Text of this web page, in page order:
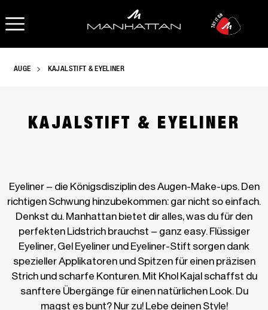
OPEN NAVIGATION
AUGE KAJALSTIFT & EYELINER
KAJALSTIFT & EYELINER
Eyeliner – die Königsdisziplin des Augen-Make-ups. Den
richtigen Schwung hinzubekommen: gar nicht so einfach.
Denkst du. Manhattan bietet dir alles, was du für den
perfekten Lidstrich brauchst – ganz easy. Flüssiger
Eyeliner, Gel Eyeliner und Eyeliner-Stift sorgen dank
spezieller Applikatoren und Spitzen für einen präzisen
Strich und scharfe Konturen. Mit Khol Kajal schaffst du
sanftere Übergänge für einen natürlichen Look. Du
magst es bunt? Nur zu! Lebe deinen Style!